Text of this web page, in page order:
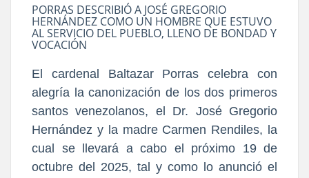
PORRAS DESCRIBIÓ A JOSÉ GREGORIO
HERNÁNDEZ COMO UN HOMBRE QUE ESTUVO
AL SERVICIO DEL PUEBLO, LLENO DE BONDAD Y
VOCACIÓN
El cardenal Baltazar Porras celebra con
alegría la canonización de los dos primeros
santos venezolanos, el Dr. José Gregorio
Hernández y la madre Carmen Rendiles, la
cual se llevará a cabo el próximo 19 de
octubre del 2025, tal y como lo anunció el